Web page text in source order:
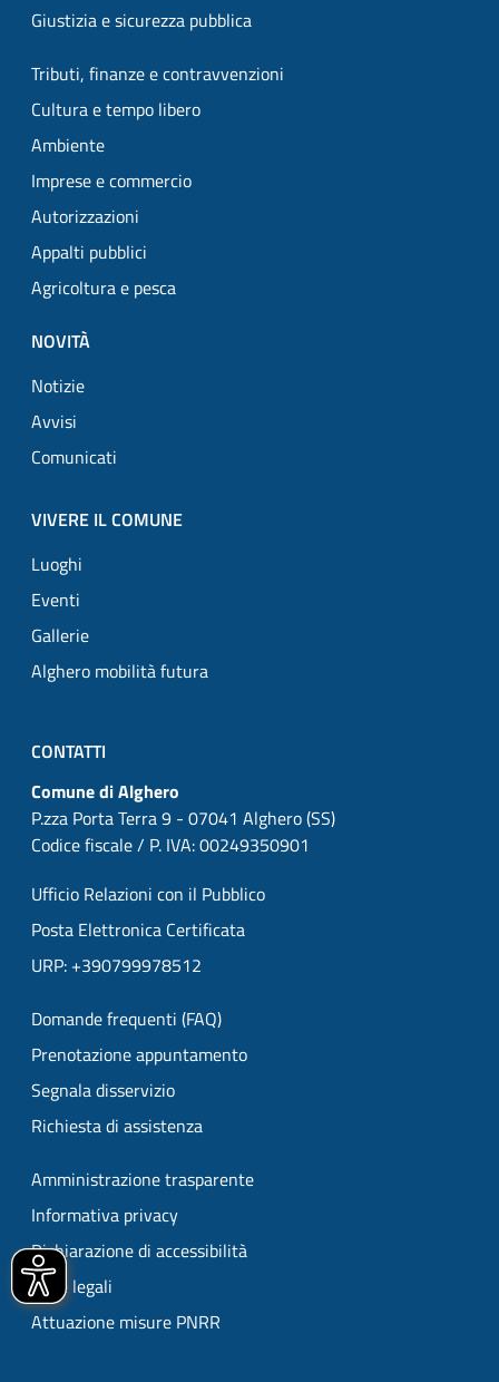
Giustizia e sicurezza pubblica
Tributi, finanze e contravvenzioni
Cultura e tempo libero
Ambiente
Imprese e commercio
Autorizzazioni
Appalti pubblici
Agricoltura e pesca
NOVITÀ
Notizie
Avvisi
Comunicati
VIVERE IL COMUNE
Luoghi
Eventi
Gallerie
Alghero mobilità futura
CONTATTI
Comune di Alghero
P.zza Porta Terra 9 - 07041 Alghero (SS)
Codice fiscale / P. IVA: 00249350901
Ufficio Relazioni con il Pubblico
Posta Elettronica Certificata
URP: +390799978512
Domande frequenti (FAQ)
Prenotazione appuntamento
Segnala disservizio
Richiesta di assistenza
Amministrazione trasparente
Informativa privacy
Dichiarazione di accessibilità
Note legali
Attuazione misure PNRR